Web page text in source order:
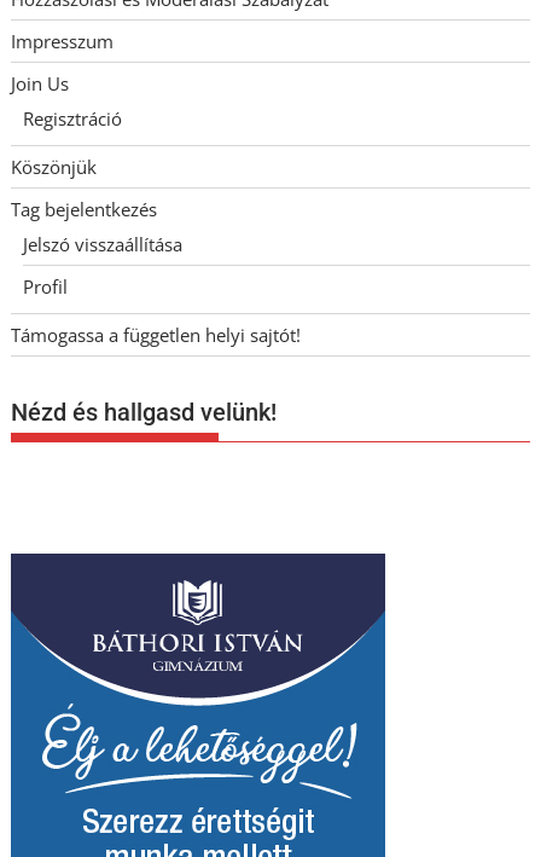
Impresszum
Join Us
Regisztráció
Köszönjük
Tag bejelentkezés
Jelszó visszaállítása
Profil
Támogassa a független helyi sajtót!
Nézd és hallgasd velünk!